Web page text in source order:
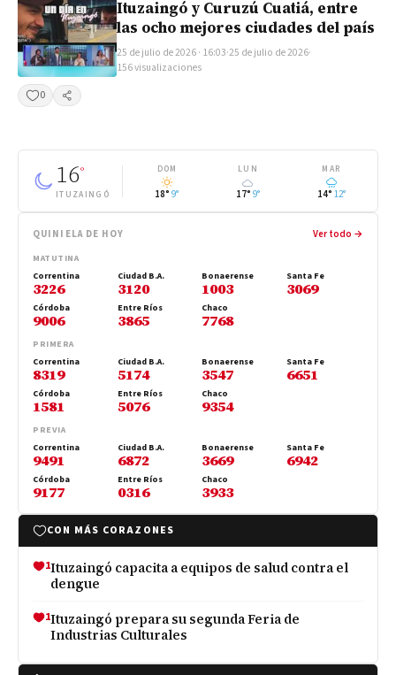
Ituzaingó y Curuzú Cuatiá, entre
las ocho mejores ciudades del país
25 de julio de 2026 · 16:03·25 de julio de 2026·
156 visualizaciones
0
Compartir
16°
ITUZAINGÓ
DOM
18° 9°
LUN
17° 9°
MAR
14° 12°
QUINIELA DE HOY Ver todo →
MATUTINA
Correntina
3226
Ciudad B.A.
3120
Bonaerense
1003
Santa Fe
3069
Córdoba
9006
Entre Ríos
3865
Chaco
7768
PRIMERA
Correntina
8319
Ciudad B.A.
5174
Bonaerense
3547
Santa Fe
6651
Córdoba
1581
Entre Ríos
5076
Chaco
9354
PREVIA
Correntina
9491
Ciudad B.A.
6872
Bonaerense
3669
Santa Fe
6942
Córdoba
9177
Entre Ríos
0316
Chaco
3933
CON MÁS CORAZONES
1Ituzaingó capacita a equipos de salud contra el
dengue
1Ituzaingó prepara su segunda Feria de
Industrias Culturales